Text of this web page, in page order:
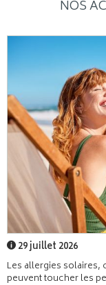
NOS
29 juillet 2026
Les allergies solaires,
peuvent toucher les